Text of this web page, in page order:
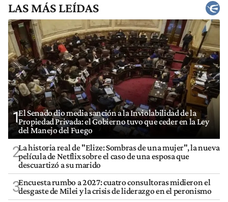
LAS MÁS LEÍDAS
1El Senado dio media sanción a la Inviolabilidad de la
Propiedad Privada: el Gobierno tuvo que ceder en la Ley
del Manejo del Fuego
2La historia real de "Elize: Sombras de una mujer", la nueva
película de Netflix sobre el caso de una esposa que
descuartizó a su marido
3Encuesta rumbo a 2027: cuatro consultoras midieron el
desgaste de Milei y la crisis de liderazgo en el peronismo